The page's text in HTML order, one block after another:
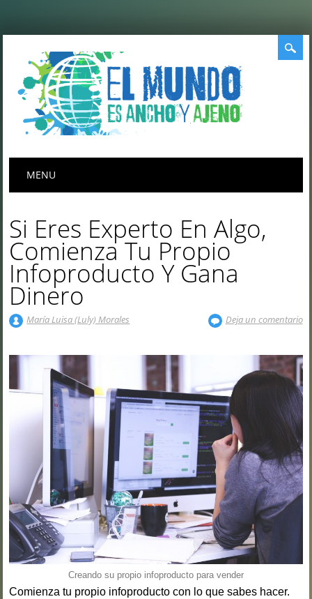
Menú principal
MENU
Si Eres Experto En Algo,
Comienza Tu Propio
Infoproducto Y Gana
Dinero
María Luisa (Luly) Morales Deja un comentario
Creando su propio infoproducto para vender
Comienza tu propio infoproducto con lo que sabes hacer.